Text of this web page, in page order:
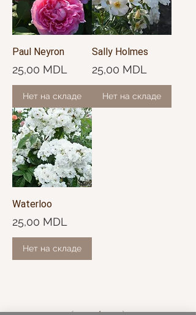
Paul Neyron
Цена
25,00 MDL
Нет на складе
Sally Holmes
Цена
25,00 MDL
Нет на складе
Waterloo
Цена
25,00 MDL
Нет на складе